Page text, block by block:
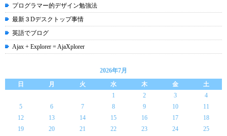
プログラマー的デザイン勉強法
最新３Dデスクトップ事情
英語でブログ
Ajax + Explorer = AjaXplorer
2026年7月
日
月 火 水 木 金
土
1
2 3
4
5
6 7 8 9 10
11
12
13 14 15 16 17
18
19
20 21 22 23 24
25